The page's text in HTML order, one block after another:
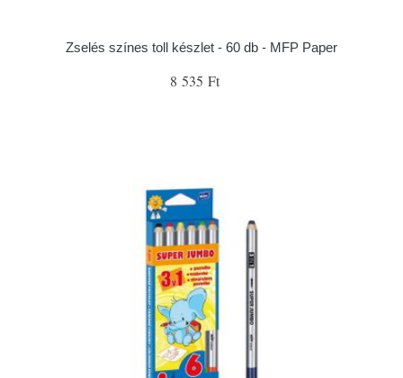
Zselés színes toll készlet - 60 db - MFP Paper
8 535 Ft